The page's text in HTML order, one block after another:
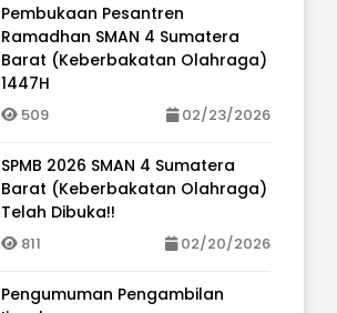
Pembukaan Pesantren
Ramadhan SMAN 4 Sumatera
Barat (Keberbakatan Olahraga)
1447H
509 02/23/2026
SPMB 2026 SMAN 4 Sumatera
Barat (Keberbakatan Olahraga)
Telah Dibuka!!
811 02/20/2026
Pengumuman Pengambilan